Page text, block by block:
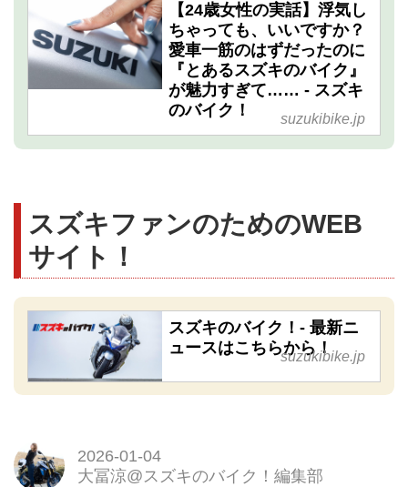
【24歳女性の実話】浮気し
ちゃっても、いいですか？
愛車一筋のはずだったのに
『とあるスズキのバイク』
が魅力すぎて…… - スズキ
のバイク！
suzukibike.jp
スズキファンのためのWEB
サイト！
スズキのバイク！- 最新ニ
ュースはこちらから！
suzukibike.jp
2026-01-04
大冨涼@スズキのバイク！編集部